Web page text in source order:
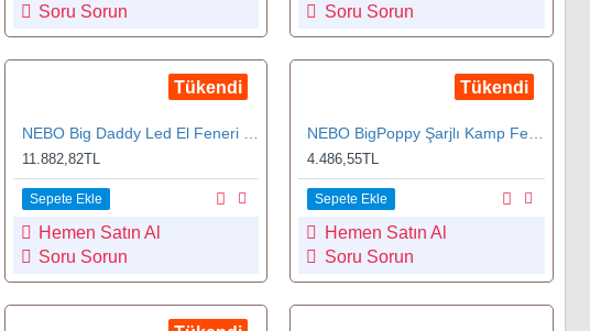
Soru Sorun
Soru Sorun
Tükendi
11.882,82TL
Sepete Ekle
Hemen Satın Al
Soru Sorun
Tükendi
4.486,55TL
Sepete Ekle
Hemen Satın Al
Soru Sorun